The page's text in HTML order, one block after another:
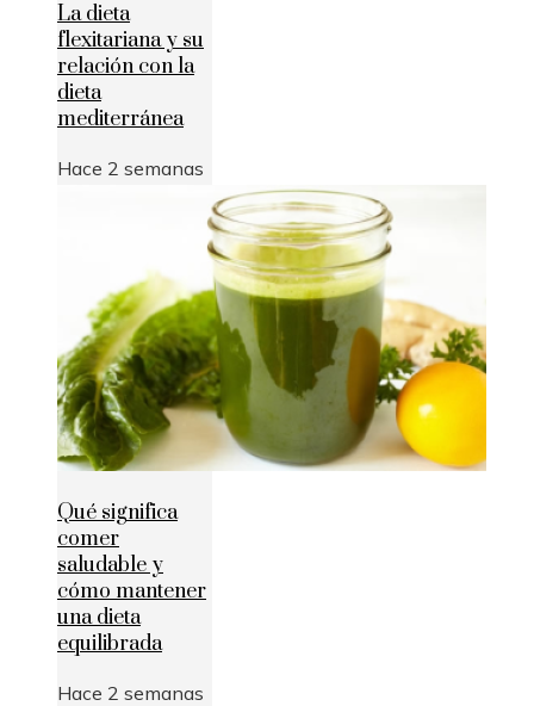
La dieta
flexitariana y su
relación con la
dieta
mediterránea
Hace 2 semanas
Qué significa
comer
saludable y
cómo mantener
una dieta
equilibrada
Hace 2 semanas